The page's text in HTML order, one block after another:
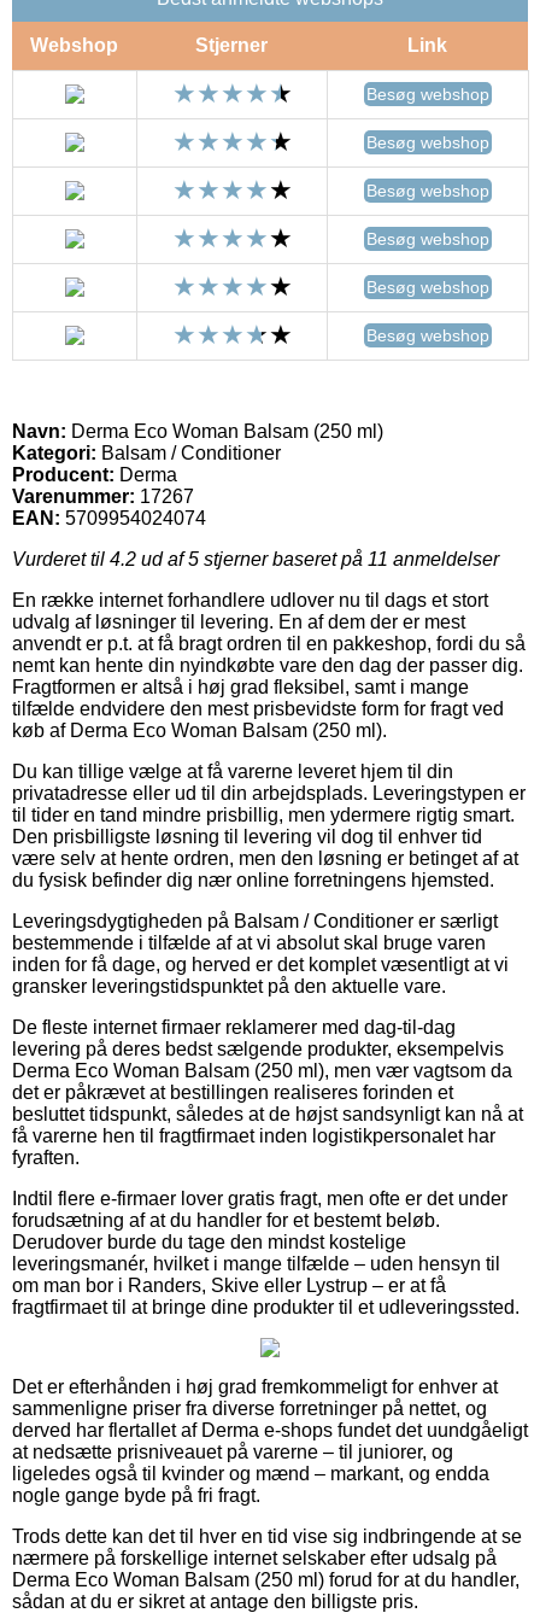
Webshop Stjerner Link
Besøg webshop
Besøg webshop
Besøg webshop
Besøg webshop
Besøg webshop
Besøg webshop
Navn: Derma Eco Woman Balsam (250 ml)
Kategori: Balsam / Conditioner
Producent: Derma
Varenummer: 17267
EAN: 5709954024074
Vurderet til 4.2 ud af 5 stjerner baseret på 11 anmeldelser
En række internet forhandlere udlover nu til dags et stort
udvalg af løsninger til levering. En af dem der er mest
anvendt er p.t. at få bragt ordren til en pakkeshop, fordi du så
nemt kan hente din nyindkøbte vare den dag der passer dig.
Fragtformen er altså i høj grad fleksibel, samt i mange
tilfælde endvidere den mest prisbevidste form for fragt ved
køb af Derma Eco Woman Balsam (250 ml).
Du kan tillige vælge at få varerne leveret hjem til din
privatadresse eller ud til din arbejdsplads. Leveringstypen er
til tider en tand mindre prisbillig, men ydermere rigtig smart.
Den prisbilligste løsning til levering vil dog til enhver tid
være selv at hente ordren, men den løsning er betinget af at
du fysisk befinder dig nær online forretningens hjemsted.
Leveringsdygtigheden på Balsam / Conditioner er særligt
bestemmende i tilfælde af at vi absolut skal bruge varen
inden for få dage, og herved er det komplet væsentligt at vi
gransker leveringstidspunktet på den aktuelle vare.
De fleste internet firmaer reklamerer med dag-til-dag
levering på deres bedst sælgende produkter, eksempelvis
Derma Eco Woman Balsam (250 ml), men vær vagtsom da
det er påkrævet at bestillingen realiseres forinden et
besluttet tidspunkt, således at de højst sandsynligt kan nå at
få varerne hen til fragtfirmaet inden logistikpersonalet har
fyraften.
Indtil flere e-firmaer lover gratis fragt, men ofte er det under
forudsætning af at du handler for et bestemt beløb.
Derudover burde du tage den mindst kostelige
leveringsmanér, hvilket i mange tilfælde – uden hensyn til
om man bor i Randers, Skive eller Lystrup – er at få
fragtfirmaet til at bringe dine produkter til et udleveringssted.
Det er efterhånden i høj grad fremkommeligt for enhver at
sammenligne priser fra diverse forretninger på nettet, og
derved har flertallet af Derma e-shops fundet det uundgåeligt
at nedsætte prisniveauet på varerne – til juniorer, og
ligeledes også til kvinder og mænd – markant, og endda
nogle gange byde på fri fragt.
Trods dette kan det til hver en tid vise sig indbringende at se
nærmere på forskellige internet selskaber efter udsalg på
Derma Eco Woman Balsam (250 ml) forud for at du handler,
sådan at du er sikret at antage den billigste pris.